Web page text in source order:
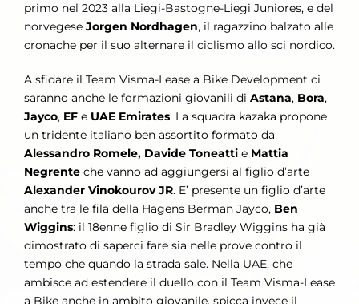
primo nel 2023 alla Liegi-Bastogne-Liegi Juniores, e del
norvegese Jorgen Nordhagen, il ragazzino balzato alle
cronache per il suo alternare il ciclismo allo sci nordico.
A sfidare il Team Visma-Lease a Bike Development ci
saranno anche le formazioni giovanili di Astana, Bora,
Jayco, EF e UAE Emirates. La squadra kazaka propone
un tridente italiano ben assortito formato da
Alessandro Romele, Davide Toneatti e Mattia
Negrente che vanno ad aggiungersi al figlio d’arte
Alexander Vinokourov JR. E’ presente un figlio d’arte
anche tra le fila della Hagens Berman Jayco, Ben
Wiggins: il 18enne figlio di Sir Bradley Wiggins ha già
dimostrato di saperci fare sia nelle prove contro il
tempo che quando la strada sale. Nella UAE, che
ambisce ad estendere il duello con il Team Visma-Lease
a Bike anche in ambito giovanile, spicca invece il